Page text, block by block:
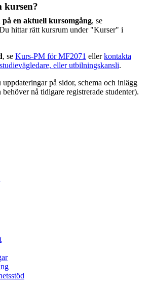
kursen?
en aktuell kursomgång, se
hittar rätt kursrum under "Kurser" i
, se Kurs-PM för MF2071 ellerkontakta
eller utbilningskansli.
på sidor, schema och inlägg
nå tidigare registrerade studenter).